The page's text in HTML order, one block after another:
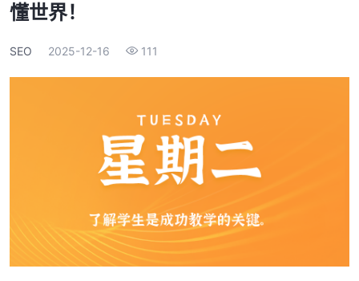
懂世界！
SEO 2025-12-16 111